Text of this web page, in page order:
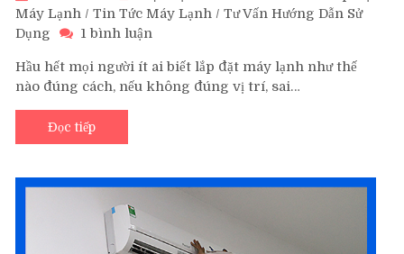
Máy Lạnh / Tin Tức Máy Lạnh / Tư Vấn Hướng Dẫn Sử
Dụng
1 bình luận
Đặt
Máy
Đúng
Nhà
Hầu hết mọi người ít ai biết lắp đặt máy lạnh như thế
nào đúng cách, nếu không đúng vị trí, sai…
Đọc tiếp